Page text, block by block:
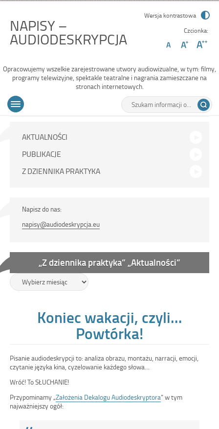
NAPISY –
AUDIODESKRYPCJA-
Koniec
wakacji,
czyli…
Powtórka!
Opracowujemy wszelkie zarejestrowane utwory audiowizualne, w tym: filmy,
programy telewizyjne, spektakle teatralne i nagrania zamieszczane na
stronach internetowych.
Wersja kontrastowa
Czcionka:
Wyszukiwarka
Tutaj
wpisz
Menu
główne
Otwórz
Dodatkowe
menu
AKTUALNOŚCI
PUBLIKACJE
Z DZIENNIKA PRAKTYKA
Napisz do nas:
napisy@audiodeskrypcja.eu
„Z dziennika praktyka” „Aktualności”
„Z
dziennika
Koniec wakacji, czyli…
Powtórka!
Pisanie audiodeskrypcji to: analiza obrazu, montażu, narracji, emocji,
czytanie języka kina, cyzelowanie każdego słowa…
Wróć! To SŁUCHANIE!
Przypominamy „Założenia Dekalogu Audiodeskryptora” w tym
najważniejszy ogół: